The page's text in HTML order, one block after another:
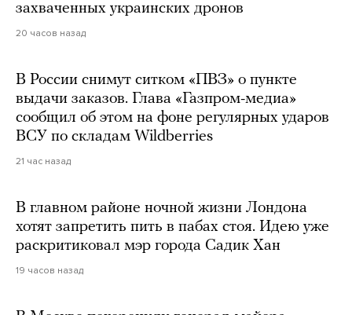
захваченных украинских дронов
20 часов назад
В России снимут ситком «ПВЗ» о пункте
выдачи заказов. Глава «Газпром-медиа»
сообщил об этом на фоне регулярных ударов
ВСУ по складам Wildberries
21 час назад
В главном районе ночной жизни Лондона
хотят запретить пить в пабах стоя. Идею уже
раскритиковал мэр города Садик Хан
19 часов назад